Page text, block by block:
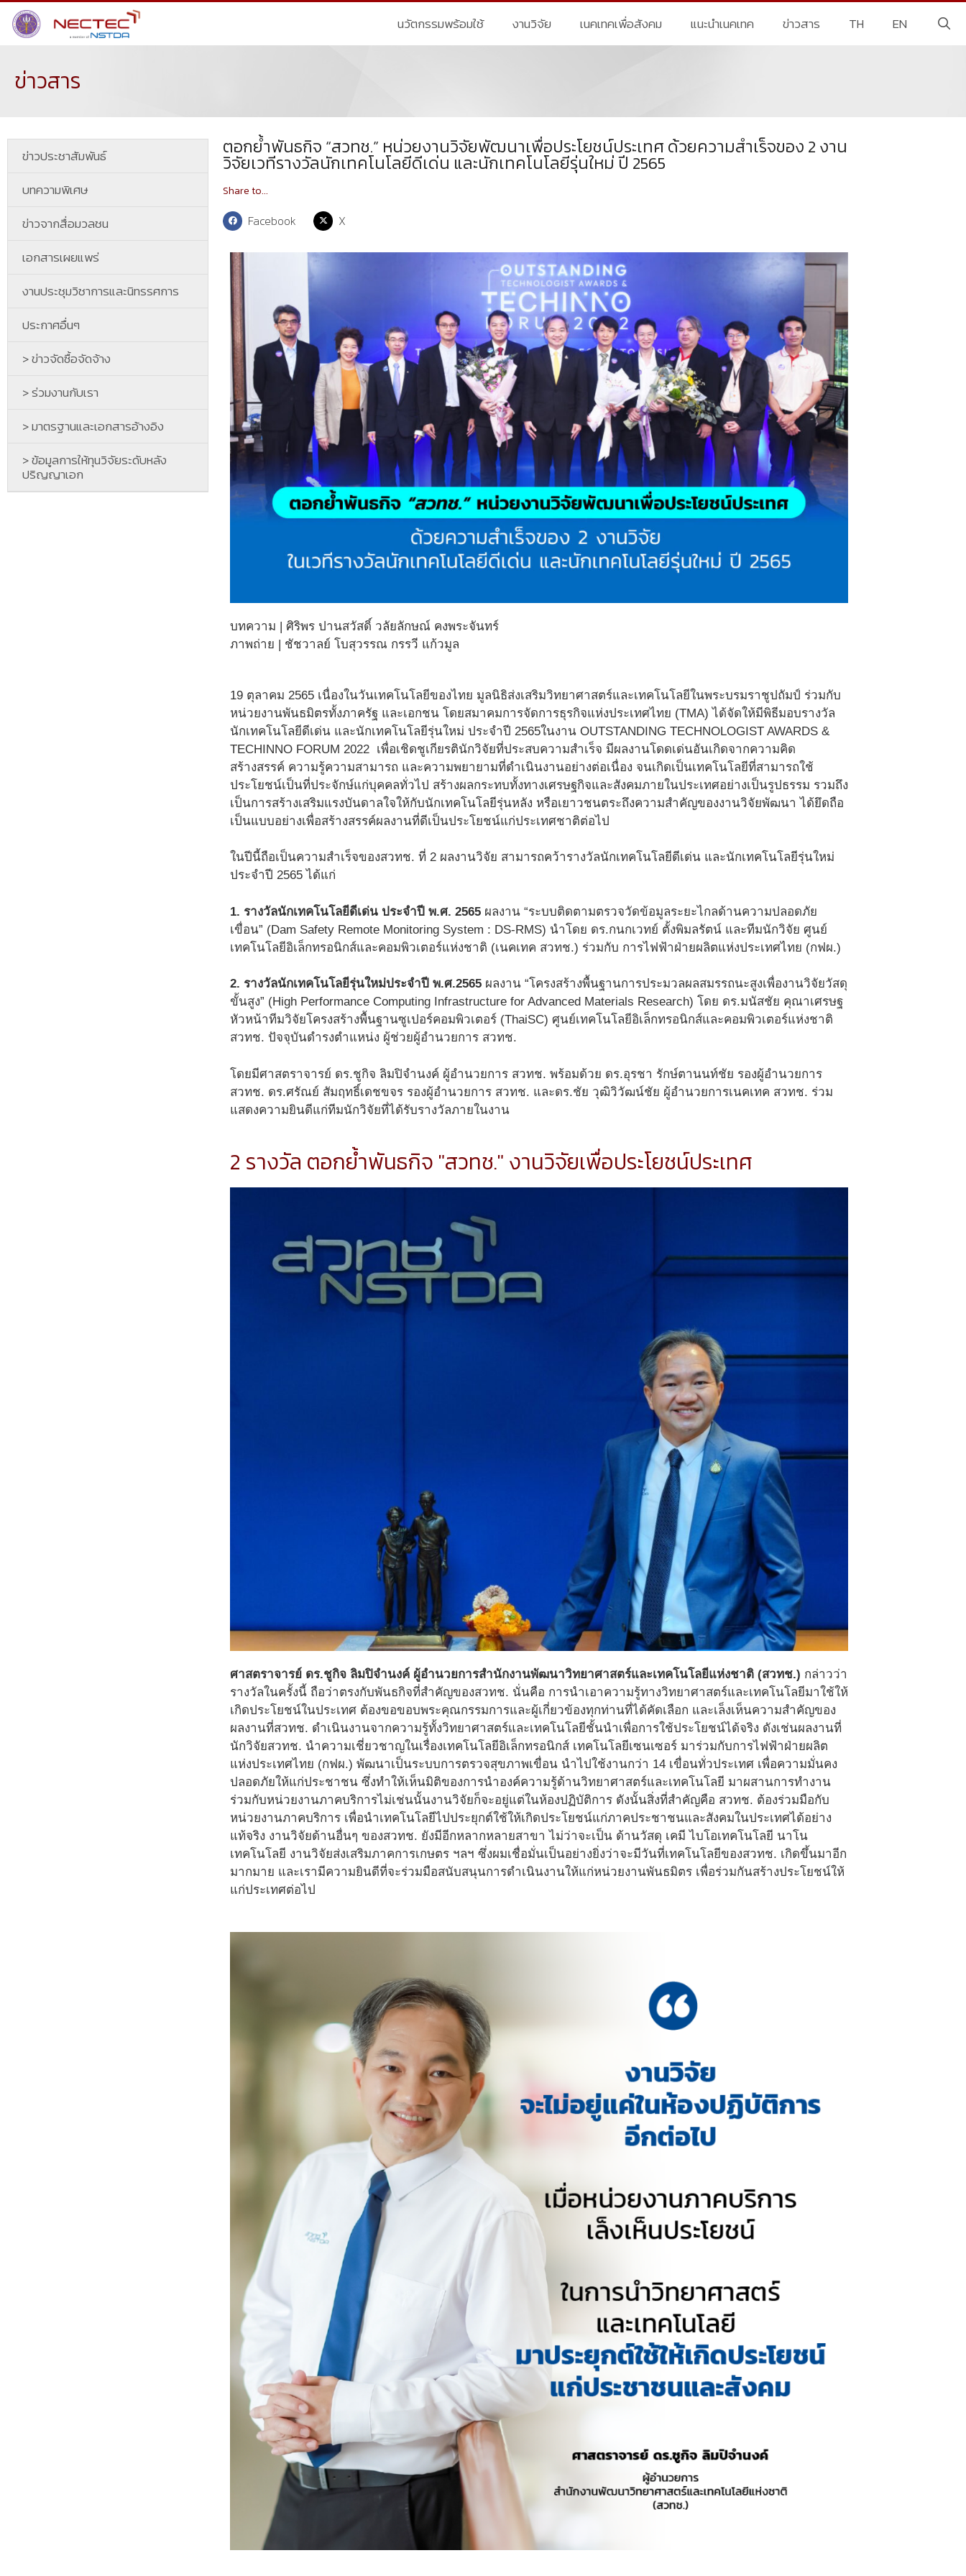
นวัตกรรมพร้อมใช้ งานวิจัย เนคเทคเพื่อสังคม แนะนำเนคเทค ข่าวสาร TH EN
ข่าวสาร
ข่าวประชาสัมพันธ์
บทความพิเศษ
ข่าวจากสื่อมวลชน
เอกสารเผยแพร่
งานประชุมวิชาการและนิทรรศการ
ประกาศอื่นๆ
> ข่าวจัดซื้อจัดจ้าง
> ร่วมงานกับเรา
> มาตรฐานและเอกสารอ้างอิง
> ข้อมูลการให้ทุนวิจัยระดับหลัง
ปริญญาเอก
ตอกย้ำพันธกิจ “สวทช.” หน่วยงานวิจัยพัฒนาเพื่อประโยชน์ประเทศ ด้วยความสำเร็จของ 2 งาน
วิจัยเวทีรางวัลนักเทคโนโลยีดีเด่น และนักเทคโนโลยีรุ่นใหม่ ปี 2565
Share to...
Facebook X
บทความ | ศิริพร ปานสวัสดิ์ วลัยลักษณ์ คงพระจันทร์
ภาพถ่าย | ชัชวาลย์ โบสุวรรณ กรรวี แก้วมูล
19 ตุลาคม 2565 เนื่องในวันเทคโนโลยีของไทย มูลนิธิส่งเสริมวิทยาศาสตร์และเทคโนโลยีในพระบรมราชูปถัมป์ ร่วมกับ
หน่วยงานพันธมิตรทั้งภาครัฐ และเอกชน โดยสมาคมการจัดการธุรกิจแห่งประเทศไทย (TMA) ได้จัดให้มีพิธีมอบรางวัล
นักเทคโนโลยีดีเด่น และนักเทคโนโลยีรุ่นใหม่ ประจำปี 2565ในงาน OUTSTANDING TECHNOLOGIST AWARDS &
TECHINNO FORUM 2022 เพื่อเชิดชูเกียรตินักวิจัยที่ประสบความสำเร็จ มีผลงานโดดเด่นอันเกิดจากความคิด
สร้างสรรค์ ความรู้ความสามารถ และความพยายามที่ดำเนินงานอย่างต่อเนื่อง จนเกิดเป็นเทคโนโลยีที่สามารถใช้
ประโยชน์เป็นที่ประจักษ์แก่บุคคลทั่วไป สร้างผลกระทบทั้งทางเศรษฐกิจและสังคมภายในประเทศอย่างเป็นรูปธรรม รวมถึง
เป็นการสร้างเสริมแรงบันดาลใจให้กับนักเทคโนโลยีรุ่นหลัง หรือเยาวชนตระถึงความสำคัญของงานวิจัยพัฒนา ได้ยึดถือ
เป็นแบบอย่างเพื่อสร้างสรรค์ผลงานที่ดีเป็นประโยชน์แก่ประเทศชาติต่อไป
ในปีนี้ถือเป็นความสำเร็จของสวทช. ที่ 2 ผลงานวิจัย สามารถคว้ารางวัลนักเทคโนโลยีดีเด่น และนักเทคโนโลยีรุ่นใหม่
ประจำปี 2565 ได้แก่
1. รางวัลนักเทคโนโลยีดีเด่น ประจำปี พ.ศ. 2565 ผลงาน “ระบบติดตามตรวจวัดข้อมูลระยะไกลด้านความปลอดภัย
เขื่อน” (Dam Safety Remote Monitoring System : DS-RMS) นำโดย ดร.กนกเวทย์ ตั้งพิมลรัตน์ และทีมนักวิจัย ศูนย์
เทคโนโลยีอิเล็กทรอนิกส์และคอมพิวเตอร์แห่งชาติ (เนคเทค สวทช.) ร่วมกับ การไฟฟ้าฝ่ายผลิตแห่งประเทศไทย (กฟผ.)
2. รางวัลนักเทคโนโลยีรุ่นใหม่ประจำปี พ.ศ.2565 ผลงาน “โครงสร้างพื้นฐานการประมวลผลสมรรถนะสูงเพื่องานวิจัยวัสดุ
ขั้นสูง” (High Performance Computing Infrastructure for Advanced Materials Research) โดย ดร.มนัสชัย คุณาเศรษฐ
หัวหน้าทีมวิจัยโครงสร้างพื้นฐานซูเปอร์คอมพิวเตอร์ (ThaiSC) ศูนย์เทคโนโลยีอิเล็กทรอนิกส์และคอมพิวเตอร์แห่งชาติ
สวทช. ปัจจุบันดำรงตำแหน่ง ผู้ช่วยผู้อำนวยการ สวทช.
โดยมีศาสตราจารย์ ดร.ชูกิจ ลิมปิจำนงค์ ผู้อำนวยการ สวทช. พร้อมด้วย ดร.อุรชา รักษ์ตานนท์ชัย รองผู้อำนวยการ
สวทช. ดร.ศรัณย์ สัมฤทธิ์เดชขจร รองผู้อำนวยการ สวทช. และดร.ชัย วุฒิวิวัฒน์ชัย ผู้อำนวยการเนคเทค สวทช. ร่วม
แสดงความยินดีแก่ทีมนักวิจัยที่ได้รับรางวัลภายในงาน
2 รางวัล ตอกย้ำพันธกิจ "สวทช." งานวิจัยเพื่อประโยชน์ประเทศ
ศาสตราจารย์ ดร.ชูกิจ ลิมปิจำนงค์ ผู้อำนวยการสำนักงานพัฒนาวิทยาศาสตร์และเทคโนโลยีแห่งชาติ (สวทช.) กล่าวว่า
รางวัลในครั้งนี้ ถือว่าตรงกับพันธกิจที่สำคัญของสวทช. นั่นคือ การนำเอาความรู้ทางวิทยาศาสตร์และเทคโนโลยีมาใช้ให้
เกิดประโยชน์ในประเทศ ต้องขอขอบพระคุณกรรมการและผู้เกี่ยวข้องทุกท่านที่ได้คัดเลือก และเล็งเห็นความสำคัญของ
ผลงานที่สวทช. ดำเนินงานจากความรู้ทั้งวิทยาศาสตร์และเทคโนโลยีชั้นนำเพื่อการใช้ประโยชน์ได้จริง ดังเช่นผลงานที่
นักวิจัยสวทช. นำความเชี่ยวชาญในเรื่องเทคโนโลยีอิเล็กทรอนิกส์ เทคโนโลยีเซนเซอร์ มาร่วมกับการไฟฟ้าฝ่ายผลิต
แห่งประเทศไทย (กฟผ.) พัฒนาเป็นระบบการตรวจสุขภาพเขื่อน นำไปใช้งานกว่า 14 เขื่อนทั่วประเทศ เพื่อความมั่นคง
ปลอดภัยให้แก่ประชาชน ซึ่งทำให้เห็นมิติของการนำองค์ความรู้ด้านวิทยาศาสตร์และเทคโนโลยี มาผสานการทำงาน
ร่วมกับหน่วยงานภาคบริการไม่เช่นนั้นงานวิจัยก็จะอยู่แต่ในห้องปฏิบัติการ ดังนั้นสิ่งที่สำคัญคือ สวทช. ต้องร่วมมือกับ
หน่วยงานภาคบริการ เพื่อนำเทคโนโลยีไปประยุกต์ใช้ให้เกิดประโยชน์แก่ภาคประชาชนและสังคมในประเทศได้อย่าง
แท้จริง งานวิจัยด้านอื่นๆ ของสวทช. ยังมีอีกหลากหลายสาขา ไม่ว่าจะเป็น ด้านวัสดุ เคมี ไบโอเทคโนโลยี นาโน
เทคโนโลยี งานวิจัยส่งเสริมภาคการเกษตร ฯลฯ ซึ่งผมเชื่อมั่นเป็นอย่างยิ่งว่าจะมีวันที่เทคโนโลยีของสวทช. เกิดขึ้นมาอีก
มากมาย และเรามีความยินดีที่จะร่วมมือสนับสนุนการดำเนินงานให้แก่หน่วยงานพันธมิตร เพื่อร่วมกันสร้างประโยชน์ให้
แก่ประเทศต่อไป